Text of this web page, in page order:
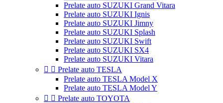
Prelate auto SUZUKI Grand Vitara
Prelate auto SUZUKI Ignis
Prelate auto SUZUKI Jimny
Prelate auto SUZUKI Splash
Prelate auto SUZUKI Swift
Prelate auto SUZUKI SX4
Prelate auto SUZUKI Vitara
  Prelate auto TESLA
Prelate auto TESLA Model X
Prelate auto TESLA Model Y
  Prelate auto TOYOTA